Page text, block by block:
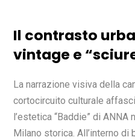
Il contrasto
vintage e
La narrazione visiva della
cortocircuito culturale
l’estetica “Baddie” di
Milano storica. All’interno di